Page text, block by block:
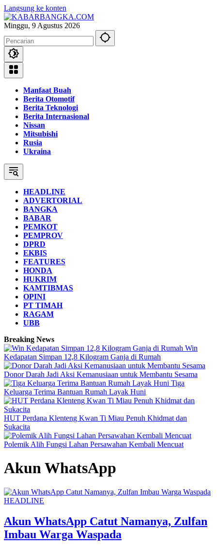
Langsung ke konten
Minggu, 9 Agustus 2026
Manfaat Buah
Berita Otomotif
Berita Teknologi
Berita Internasional
Nissan
Mitsubishi
Rusia
Ukraina
HEADLINE
ADVERTORIAL
BANGKA
BABAR
PEMKOT
PEMPROV
DPRD
EKBIS
FEATURES
HONDA
HUKRIM
KAMTIBMAS
OPINI
PT TIMAH
RAGAM
UBB
Breaking News
Win
Kedapatan Simpan 12,8 Kilogram Ganja di Rumah
Donor Darah Jadi Aksi Kemanusiaan untuk Membantu Sesama
Tiga
Keluarga Terima Bantuan Rumah Layak Huni
HUT Perdana Klenteng Kwan Ti Miau Penuh Khidmat dan
Sukacita
Polemik Alih Fungsi Lahan Persawahan Kembali Mencuat
Akun WhatsApp
HEADLINE
Akun WhatsApp Catut Namanya, Zulfan
Imbau Warga Waspada